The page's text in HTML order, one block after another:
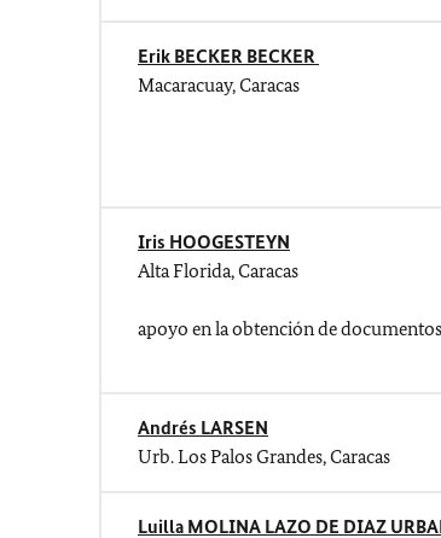
Erik BECKER BECKER
Macaracuay, Caracas
Iris HOOGESTEYN
Alta Florida, Caracas
apoyo en la obtención de documentos
Andrés LARSEN
Urb. Los Palos Grandes, Caracas
Luilla MOLINA LAZO DE DIAZ